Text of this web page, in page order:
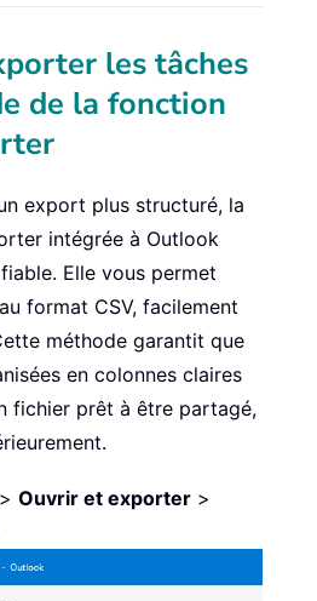
les tâches
de la fonction
export plus structuré, la
intégrée à Outlook
Elle vous permet
format CSV, facilement
méthode garantit que
en colonnes claires
fichier prêt à être partagé,
> Ouvrir et exporter >